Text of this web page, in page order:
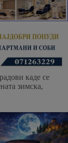
каде се
зимска,